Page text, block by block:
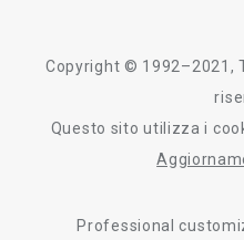
Tescoma nel mondo
informativa whistleblowing
Copyright © 1992–2021,
Questo sito utilizza i
Professional